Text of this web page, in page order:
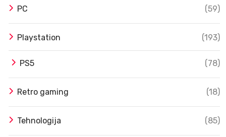
PC (59)
Playstation (193)
PS5 (78)
Retro gaming (18)
Tehnologija (85)